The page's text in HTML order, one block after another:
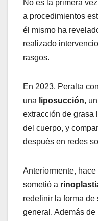
No es la primera
a procedimientos
él mismo ha
realizado
rasgos.
En 2023, Peralta
una liposucción,
extracción de grasa
del cuerpo, y
después en redes
Anteriormente,
sometió a
redefinir la forma
general. Además